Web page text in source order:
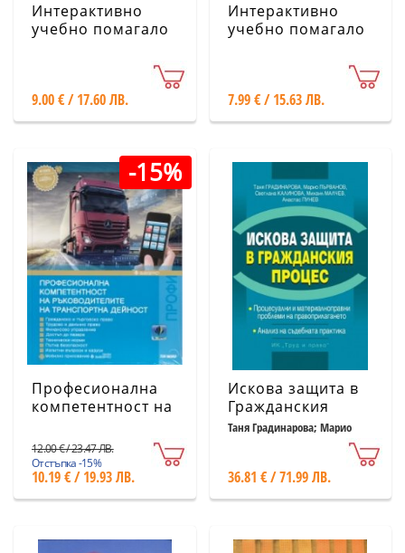
Интерактивно
учебно помагало
9.00 € / 17.60 ЛВ.
Интерактивно
учебно помагало
7.99 € / 15.63 ЛВ.
-15%
Професионална
компетентност на
на транспортна
дейност
12.00 € / 23.47 ЛВ.
Отстъпка -15%
10.19 € / 19.93 ЛВ.
Искова защита в
Гражданския
процес
Таня Градинарова; Марио
36.81 € / 71.99 ЛВ.